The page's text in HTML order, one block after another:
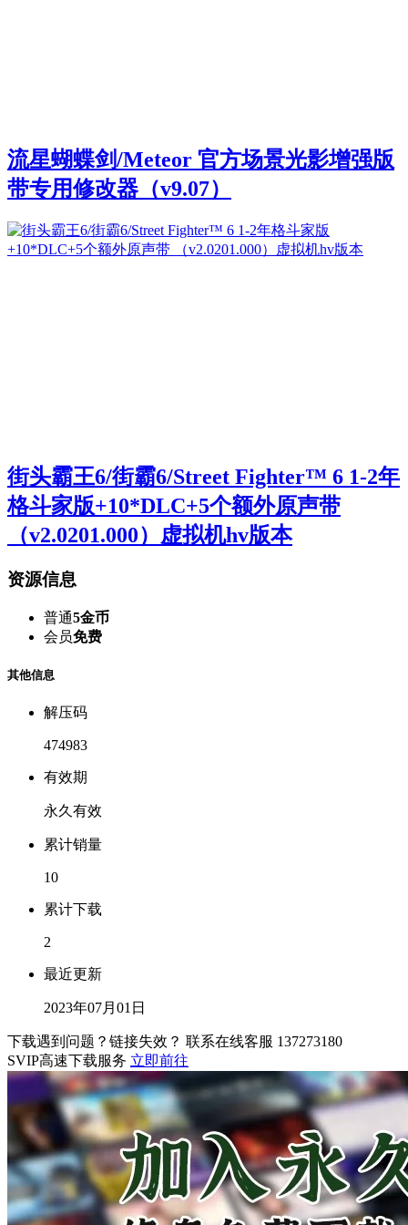
流星蝴蝶剑/Meteor 官方场景光影增强版
带专用修改器（v9.07）
街头霸王6/街霸6/Street Fighter™ 6 1-2年
格斗家版+10*DLC+5个额外原声带
（v2.0201.000）虚拟机hv版本
资源信息
普通5金币
会员免费
其他信息
解压码
474983
有效期
永久有效
累计销量
10
累计下载
2
最近更新
2023年07月01日
下载遇到问题？链接失效？ 联系在线客服 137273180
SVIP高速下载服务 立即前往